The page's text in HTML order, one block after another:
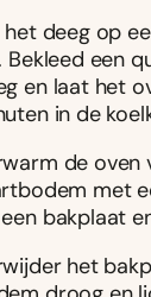
het deeg op
Bekleed een
en laat het
in de
de oven
met
bakplaat
het